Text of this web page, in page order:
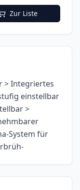
Zur Liste
> Integriertes
einstellbar
>
System für